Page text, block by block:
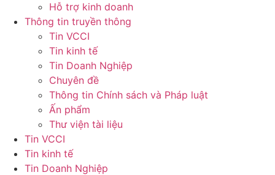
Hỗ trợ kinh doanh
Thông tin truyền thông
Tin VCCI
Tin kinh tế
Tin Doanh Nghiệp
Chuyên đề
Thông tin Chính sách và Pháp luật
Ấn phẩm
Thư viện tài liệu
Tin VCCI
Tin kinh tế
Tin Doanh Nghiệp